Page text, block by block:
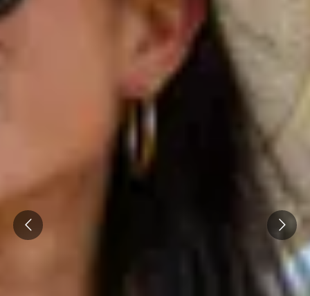
Visite cave & dégustation vin Beaujolais
Visite chateau & dégustation vin Bordeaux
Visite cave & dégustation vin Bourgogne
Visite cave & distillerie Calvados
Visite cave & dégustation vin Corse
Visite cave & dégustation vin Jura
Visite cave & dégustation vin Languedoc
Roussillon
Visite rhumerie Martinique
Prev Next